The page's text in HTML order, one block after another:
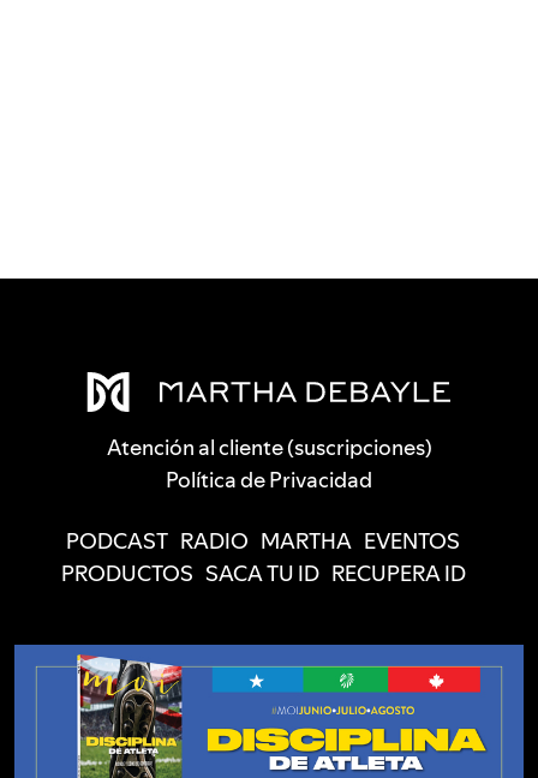
Atención al cliente (suscripciones)
Política de Privacidad
PODCAST RADIO MARTHA EVENTOS
PRODUCTOS SACA TU ID RECUPERA ID